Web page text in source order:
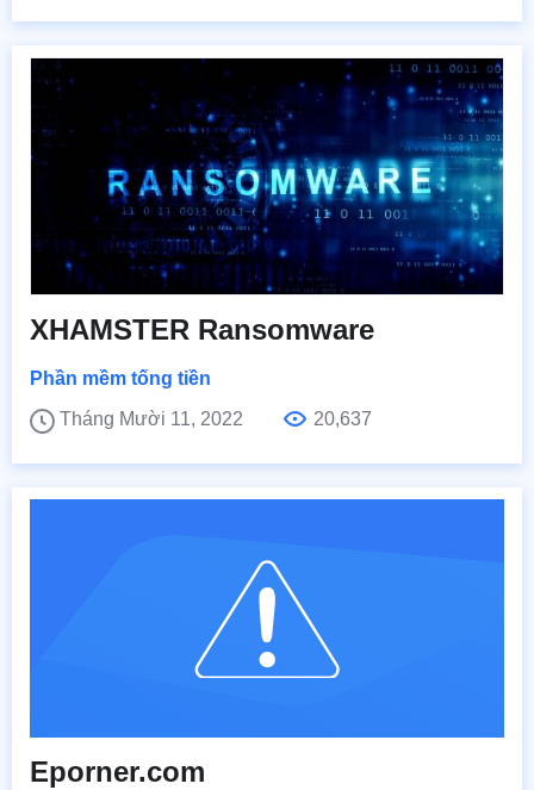
XHAMSTER Ransomware
Phần mềm tống tiền
Tháng Mười 11, 2022
20,637
Eporner.com